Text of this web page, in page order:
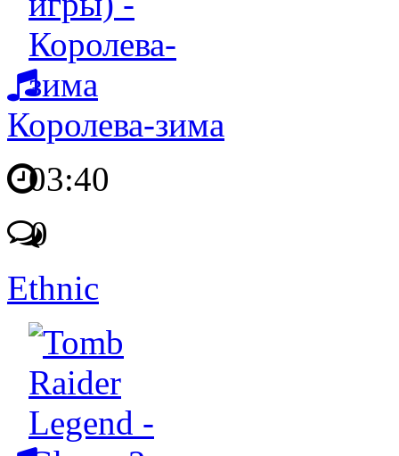
Королева-зима
03:40
0
Ethnic